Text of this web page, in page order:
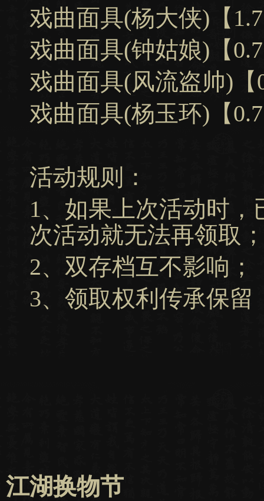
戏曲面具(杨大侠)【
戏曲面具(钟姑娘)【
戏曲面具(风流盗帅)【
戏曲面具(杨玉环)【
活动规则：
1、如果上次活动时
次活动就无法再领取
2、双存档互不影响；
3、领取权利传承保
江湖换物节